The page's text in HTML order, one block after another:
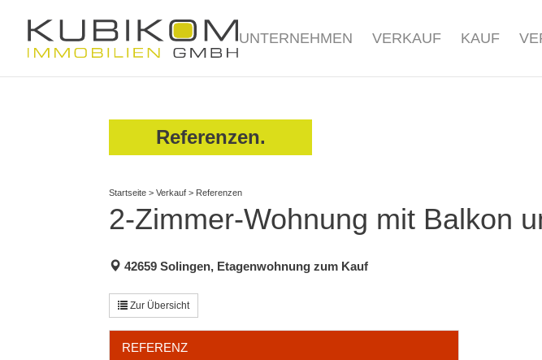
UNTERNEHMEN VERKAUF KAUF
Referenzen.
Startseite >Verkauf > Referenzen
2-Zimmer-Wohnung mit Balkon
42659 Solingen, Etagenwohnung zum Kauf
Zur Übersicht
REFERENZ